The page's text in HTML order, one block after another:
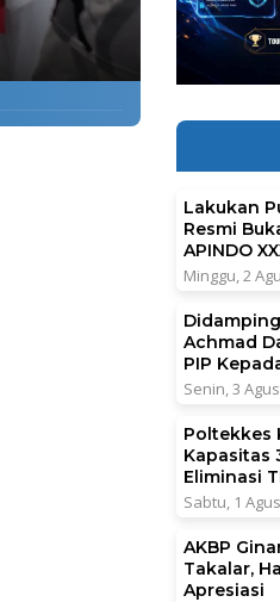
Lakukan
Resmi
APINDO
Minggu, 2
Achmad
PIP
Senin, 3
Poltekkes
Kapasitas
Eliminasi
Sabtu, 1
AKBP
Takalar,
Apresiasi